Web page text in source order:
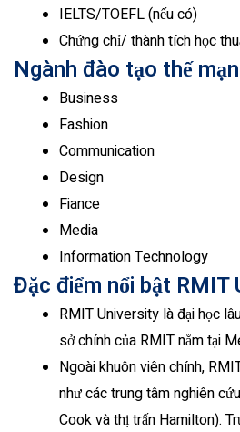
IELTS/TOEFL (nếu có)
Chứng chỉ/ thành tích học
Ngành đào tạo thế
Business
Fashion
Communication
Design
Fiance
Media
Information Technology
Đặc điểm nổi bật RMIT
RMIT University là đại học
sở chính của RMIT nằm tại
Ngoài khuôn viên chính,
như các trung tâm nghiên
Cook và thị trấn Hamilton).